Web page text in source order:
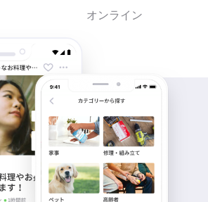
オンライン